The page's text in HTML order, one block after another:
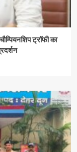
ट्रॉफी का